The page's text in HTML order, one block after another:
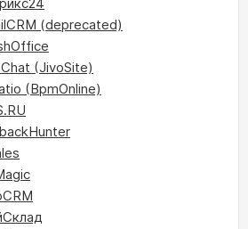
(deprecated)
(JivoSite)
(BpmOnline)